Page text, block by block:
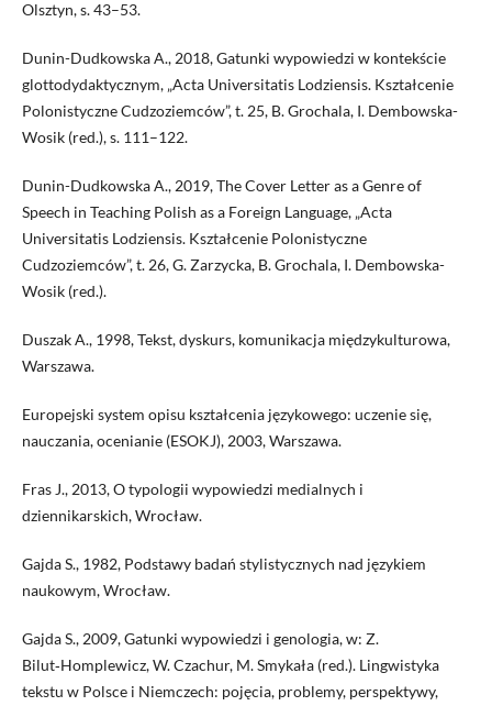
Olsztyn, s. 43–53.
Dunin-Dudkowska A., 2018, Gatunki wypowiedzi w kontekście
glottodydaktycznym, „Acta Universitatis Lodziensis. Kształcenie
Polonistyczne Cudzoziemców”, t. 25, B. Grochala, I. Dembowska-
Wosik (red.), s. 111–122.
Dunin-Dudkowska A., 2019, The Cover Letter as a Genre of
Speech in Teaching Polish as a Foreign Language, „Acta
Universitatis Lodziensis. Kształcenie Polonistyczne
Cudzoziemców”, t. 26, G. Zarzycka, B. Grochala, I. Dembowska-
Wosik (red.).
Duszak A., 1998, Tekst, dyskurs, komunikacja międzykulturowa,
Warszawa.
Europejski system opisu kształcenia językowego: uczenie się,
nauczania, ocenianie (ESOKJ), 2003, Warszawa.
Fras J., 2013, O typologii wypowiedzi medialnych i
dziennikarskich, Wrocław.
Gajda S., 1982, Podstawy badań stylistycznych nad językiem
naukowym, Wrocław.
Gajda S., 2009, Gatunki wypowiedzi i genologia, w: Z.
Bilut‑Homplewicz, W. Czachur, M. Smykała (red.). Lingwistyka
tekstu w Polsce i Niemczech: pojęcia, problemy, perspektywy,